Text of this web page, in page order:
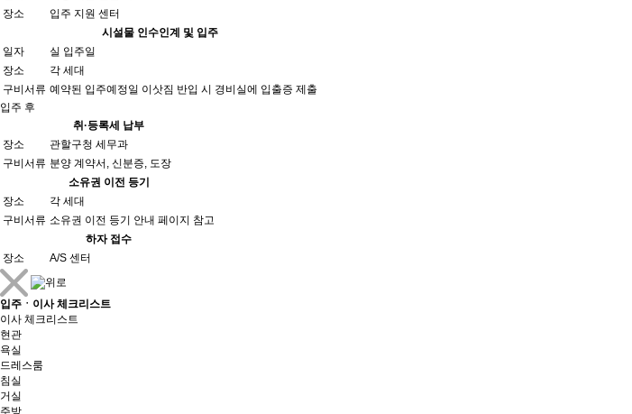
장소
입주 지원 센터
시설물 인수인계 및 입주
일자
실 입주일
장소
각 세대
구비서류 예약된 입주예정일 이삿짐 반입 시 경비실에 입출증 제출
입주 후
취·등록세 납부
장소
관할구청 세무과
구비서류 분양 계약서, 신분증, 도장
소유권 이전 등기
장소
각 세대
구비서류 소유권 이전 등기 안내 페이지 참고
하자 접수
장소
A/S 센터
입주ㆍ이사 체크리스트
이사 체크리스트
현관
욕실
드레스룸
침실
거실
주방